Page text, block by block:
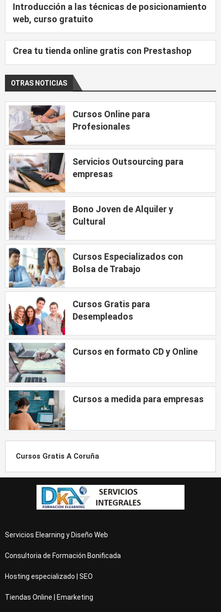
Introducción a las técnicas de posicionamiento
web, curso gratuito
Crea tu tienda online gratis con Prestashop
OTRAS NOTICIAS
Cursos Online para
Profesionales
Servicios Outsourcing para
empresas
Bono Joven de Alquiler y
Cultural
Cursos Especializados con
Bolsa de Trabajo
Cursos Gratis para
Desempleados
Cursos en formato CD y Online
Cursos a medida para empresas
Cursos Gratis A Coruña
Servicios Elearning y Diseño Web
Consultoria de Formación Bonificada
Hosting especializado | SEO
Tiendas Online | Emarketing